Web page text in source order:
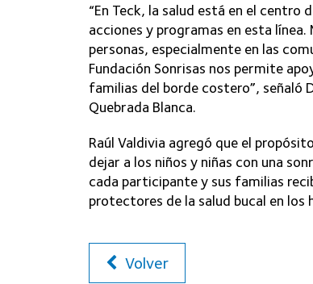
“En Teck, la salud está en el
acciones y programas en esta
personas, especialmente en las
Fundación Sonrisas nos permite
familias del borde costero”, señaló
Quebrada Blanca.
Raúl Valdivia agregó que el
dejar a los niños y niñas con una
cada participante y sus familias
protectores de la salud bucal en los
Volver